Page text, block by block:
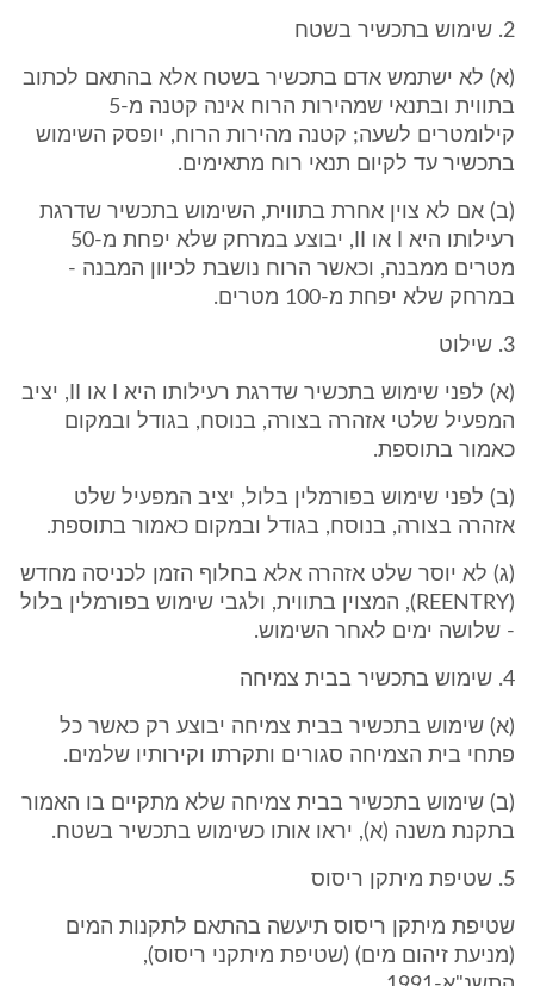
2. שימוש בתכשיר בשטח
(א) לא ישתמש אדם בתכשיר בשטח אלא בהתאם לכתוב
בתווית ובתנאי שמהירות הרוח אינה קטנה מ-5
קילומטרים לשעה; קטנה מהירות הרוח, יופסק השימוש
בתכשיר עד לקיום תנאי רוח מתאימים.
(ב) אם לא צוין אחרת בתווית, השימוש בתכשיר שדרגת
רעילותו היא I או II, יבוצע במרחק שלא יפחת מ-50
מטרים ממבנה, וכאשר הרוח נושבת לכיוון המבנה -
במרחק שלא יפחת מ-100 מטרים.
3. שילוט
(א) לפני שימוש בתכשיר שדרגת רעילותו היא I או II, יציב
המפעיל שלטי אזהרה בצורה, בנוסח, בגודל ובמקום
כאמור בתוספת.
(ב) לפני שימוש בפורמלין בלול, יציב המפעיל שלט
אזהרה בצורה, בנוסח, בגודל ובמקום כאמור בתוספת.
(ג) לא יוסר שלט אזהרה אלא בחלוף הזמן לכניסה מחדש
(REENTRY), המצוין בתווית, ולגבי שימוש בפורמלין בלול
- שלושה ימים לאחר השימוש.
4. שימוש בתכשיר בבית צמיחה
(א) שימוש בתכשיר בבית צמיחה יבוצע רק כאשר כל
פתחי בית הצמיחה סגורים ותקרתו וקירותיו שלמים.
(ב) שימוש בתכשיר בבית צמיחה שלא מתקיים בו האמור
בתקנת משנה (א), יראו אותו כשימוש בתכשיר בשטח.
5. שטיפת מיתקן ריסוס
שטיפת מיתקן ריסוס תיעשה בהתאם לתקנות המים
(מניעת זיהום מים) (שטיפת מיתקני ריסוס),